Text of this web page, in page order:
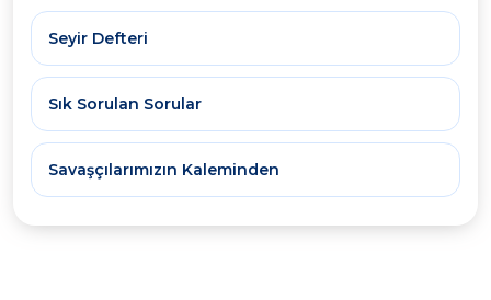
Seyir Defteri
Sık Sorulan Sorular
Savaşçılarımızın Kaleminden